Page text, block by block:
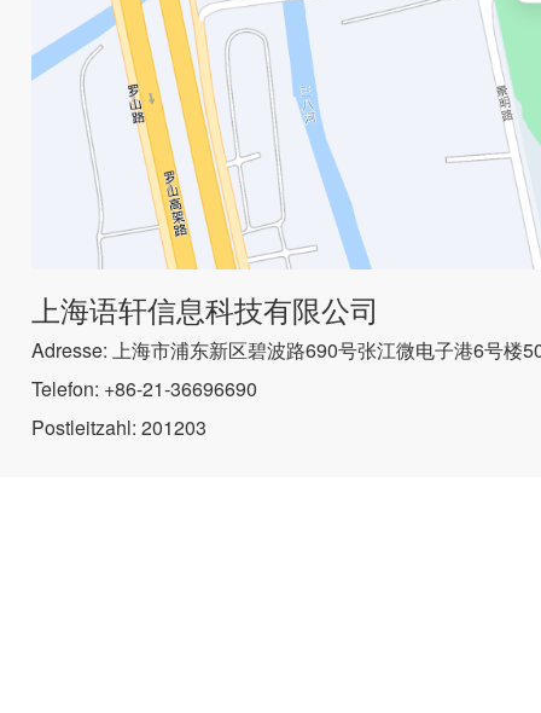
上海语轩信息科技有限公司
Adresse: 上海市浦东新区碧波路690号张江微电子港6号楼
Telefon: +86-21-36696690
Postleitzahl: 201203